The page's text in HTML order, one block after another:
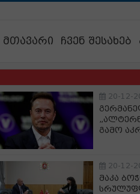
მთავარი ჩვენ შესახებ
20-12-
გამო
20-12-
მაკა